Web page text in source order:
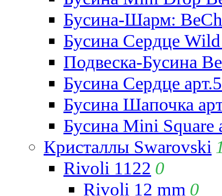
Бусина-Шарм:
Бусина Сердце
Подвеска-Бусина
Бусина Сердце
Бусина Шапочка
Бусина Mini Square
Кристаллы Swarovski
Rivoli 1122 0
Rivoli 12 mm 0